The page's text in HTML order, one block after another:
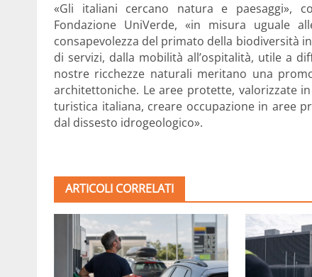
«Gli italiani cercano natura e paesaggi»,
Fondazione UniVerde, «in misura uguale
consapevolezza del primato della biodiversità
di servizi, dalla mobilità all’ospitalità, utile a
nostre ricchezze naturali meritano una
architettoniche. Le aree protette, valorizzate
turistica italiana, creare occupazione in aree
dal dissesto idrogeologico».
ARTICOLI CORRELATI